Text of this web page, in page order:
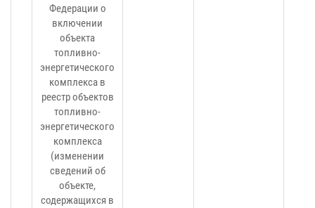
Федерации о
включении
объекта
топливно-
энергетического
комплекса в
реестр объектов
топливно-
энергетического
комплекса
(изменении
сведений об
объекте,
содержащихся в